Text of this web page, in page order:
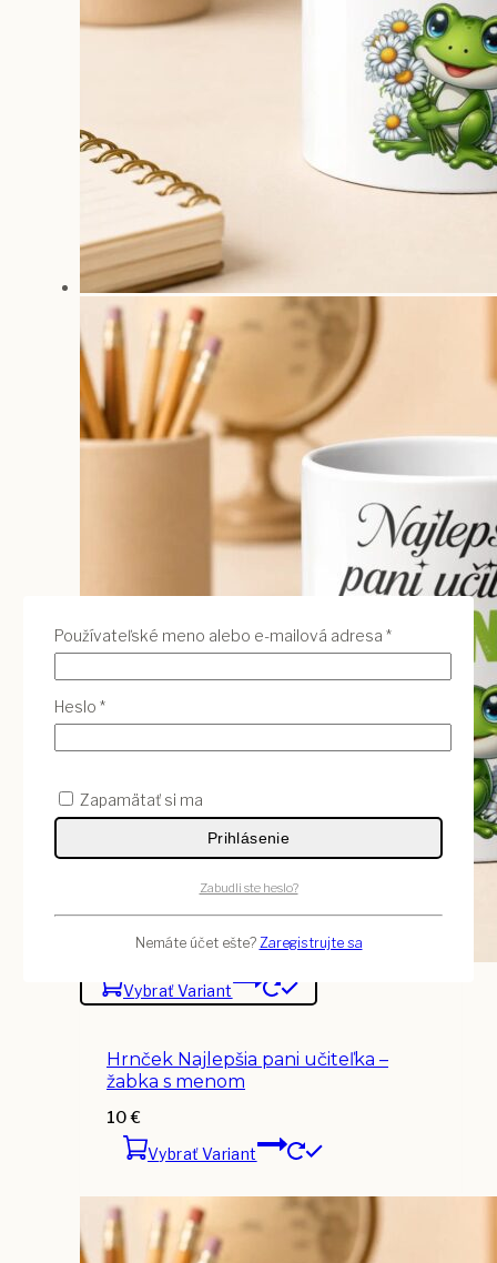
Vybrať Variant
Hrnček Najlepšia pani učiteľka –
žabka s menom
10€
Vybrať Variant
Používateľské meno alebo e-mailová adresa *Povinné
Heslo *Povinné
Zapamätať si ma
Prihlásenie
Zabudli ste heslo?
Nemáte účet ešte? Zaregistrujte sa